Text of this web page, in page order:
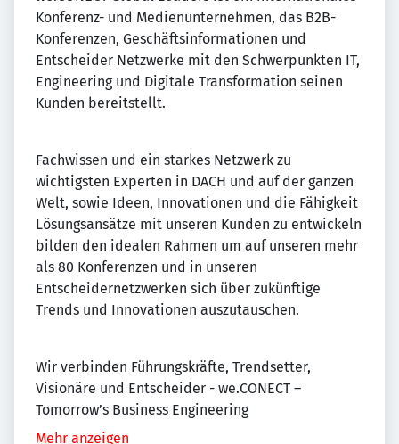
Konferenz- und Medienunternehmen, das B2B-
Konferenzen, Geschäftsinformationen und
Entscheider Netzwerke mit den Schwerpunkten IT,
Engineering und Digitale Transformation seinen
Kunden bereitstellt.
Fachwissen und ein starkes Netzwerk zu
wichtigsten Experten in DACH und auf der ganzen
Welt, sowie Ideen, Innovationen und die Fähigkeit
Lösungsansätze mit unseren Kunden zu entwickeln
bilden den idealen Rahmen um auf unseren mehr
als 80 Konferenzen und in unseren
Entscheidernetzwerken sich über zukünftige
Trends und Innovationen auszutauschen.
Wir verbinden Führungskräfte, Trendsetter,
Visionäre und Entscheider - we.CONECT –
Tomorrow’s Business Engineering
Mehr anzeigen